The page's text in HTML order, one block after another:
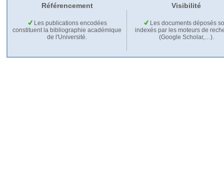
Référencement Visibilité
Les publications encodées
constituent la bibliographie académique
de l'Université.
Les documents déposés
indexés par les moteurs de
(Google Scholar,…).